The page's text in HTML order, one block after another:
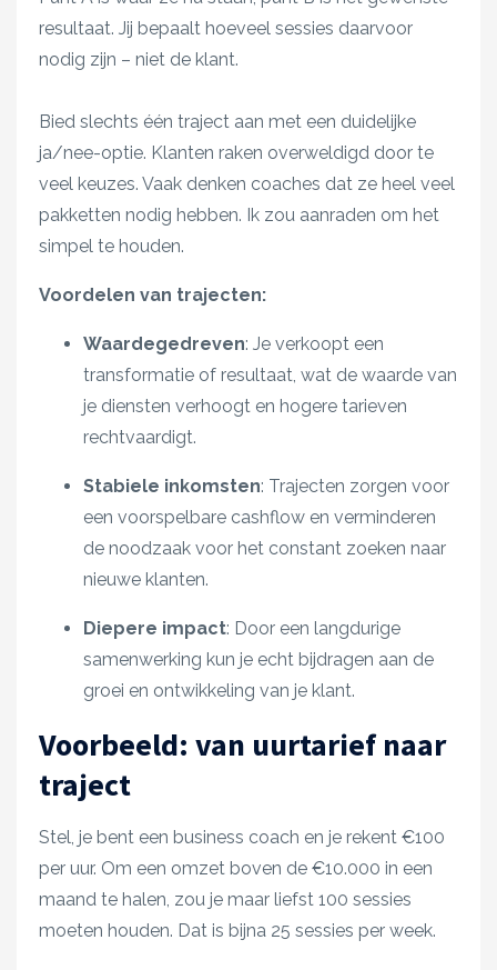
resultaat. Jij bepaalt hoeveel sessies daarvoor
nodig zijn – niet de klant.
Bied slechts één traject aan met een duidelijke
ja/nee-optie. Klanten raken overweldigd door te
veel keuzes. Vaak denken coaches dat ze heel veel
pakketten nodig hebben. Ik zou aanraden om het
simpel te houden.
Voordelen van trajecten:
Waardegedreven: Je verkoopt een
transformatie of resultaat, wat de waarde van
je diensten verhoogt en hogere tarieven
rechtvaardigt.​
Stabiele inkomsten: Trajecten zorgen voor
een voorspelbare cashflow en verminderen
de noodzaak voor het constant zoeken naar
nieuwe klanten.​
Diepere impact: Door een langdurige
samenwerking kun je echt bijdragen aan de
groei en ontwikkeling van je klant.
Voorbeeld: van uurtarief naar
traject
Stel, je bent een business coach en je rekent €100
per uur. Om een omzet boven de €10.000 in een
maand te halen, zou je maar liefst 100 sessies
moeten houden. Dat is bijna 25 sessies per week.